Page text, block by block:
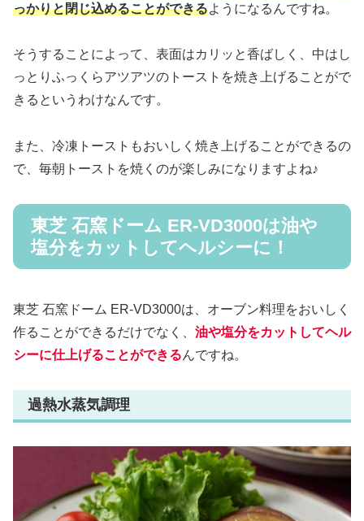
っかりと閉じ込めることができるようになるんですね。
そうすることによって、表面はカリッと香ばしく、中はし
っとりふっくらアツアツのトーストを焼き上げることがで
きるというわけなんです。
また、冷凍トーストもおいしく焼き上げることができるの
で、毎朝トーストを焼くのが楽しみになりますよね♪
東芝 石窯ドーム ER-VD3000は油や
塩分をカットしてヘルシーに！
東芝 石窯ドーム ER-VD3000は、オーブン料理をおいしく
作ることができるだけでなく、 油や塩分をカットしてヘル
シーに仕上げることができるんですね。
過熱水蒸気調理